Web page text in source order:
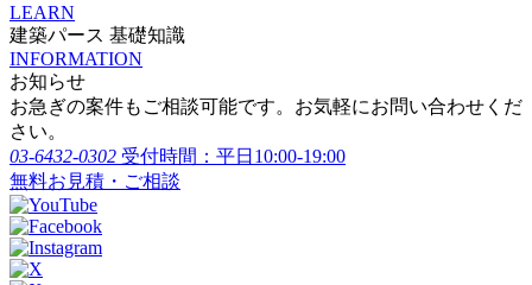
LEARN
建築パース 基礎知識
INFORMATION
お知らせ
お急ぎの案件もご相談可能です。お気軽にお問い合わせくだ
さい。
03-6432-0302 受付時間：平日10:00-19:00
無料お見積・ご相談